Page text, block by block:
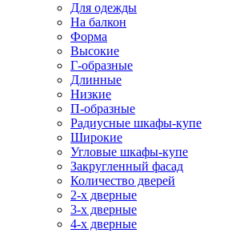
Для одежды
На балкон
Форма
Высокие
Г-образные
Длинные
Низкие
П-образные
Радиусные шкафы-купе
Широкие
Угловые шкафы-купе
Закругленный фасад
Количество дверей
2-х дверные
3-х дверные
4-х дверные